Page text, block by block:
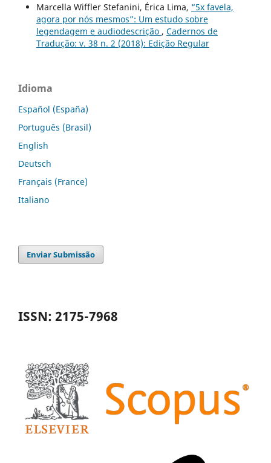
Marcella Wiffler Stefanini, Érica Lima, “5x favela,
agora por nós mesmos”: Um estudo sobre
legendagem e audiodescrição , Cadernos de
Tradução: v. 38 n. 2 (2018): Edição Regular
Idioma
Español (España)
Português (Brasil)
English
Deutsch
Français (France)
Italiano
Enviar Submissão
ISSN: 2175-7968